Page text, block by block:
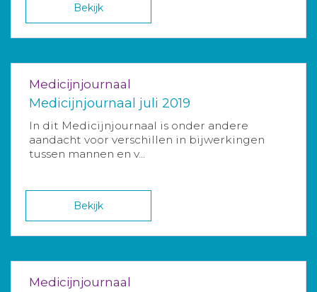
Bekijk
Medicijnjournaal
Medicijnjournaal juli 2019
In dit Medicijnjournaal is onder andere
aandacht voor verschillen in bijwerkingen
tussen mannen en v...
Bekijk
Medicijnjournaal